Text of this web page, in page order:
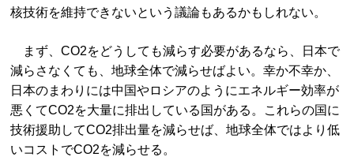
核技術を維持できないという議論もあるかもしれない。
まず、CO2をどうしても減らす必要があるなら、日本で
減らさなくても、地球全体で減らせばよい。幸か不幸か、
日本のまわりには中国やロシアのようにエネルギー効率が
悪くてCO2を大量に排出している国がある。これらの国に
技術援助してCO2排出量を減らせば、地球全体ではより低
いコストでCO2を減らせる。